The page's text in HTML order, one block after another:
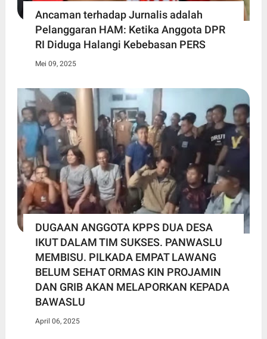
Ancaman terhadap Jurnalis adalah
Pelanggaran HAM: Ketika Anggota DPR
RI Diduga Halangi Kebebasan PERS
Mei 09, 2025
DUGAAN ANGGOTA KPPS DUA DESA
IKUT DALAM TIM SUKSES. PANWASLU
MEMBISU. PILKADA EMPAT LAWANG
BELUM SEHAT ORMAS KIN PROJAMIN
DAN GRIB AKAN MELAPORKAN KEPADA
BAWASLU
April 06, 2025